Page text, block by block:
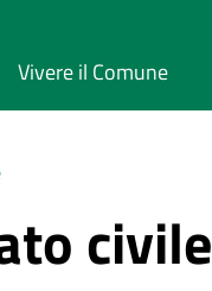
Vivere il Comune
civile